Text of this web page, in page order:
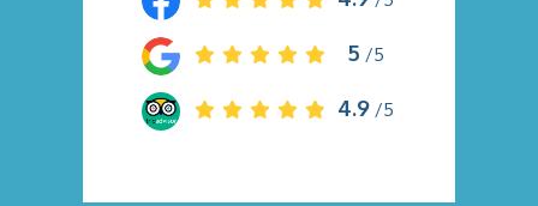
5 /5
4.9 /5